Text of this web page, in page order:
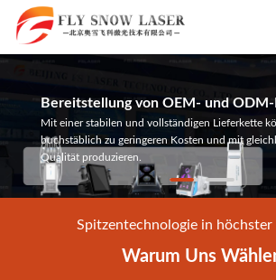
Bereitstellung von OEM- und
Mit einer stabilen und vollständigen Lieferkette
buchstäblich zu geringeren Kosten und mit
Qualität produzieren.
Spitzentechnologie in
Warum Uns